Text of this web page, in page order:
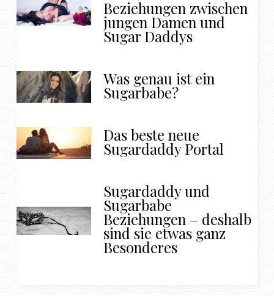
Beziehungen zwischen
jungen Damen und
Sugar Daddys
Was genau ist ein
Sugarbabe?
Das beste neue
Sugardaddy Portal
Sugardaddy und
Sugarbabe
Beziehungen – deshalb
sind sie etwas ganz
Besonderes